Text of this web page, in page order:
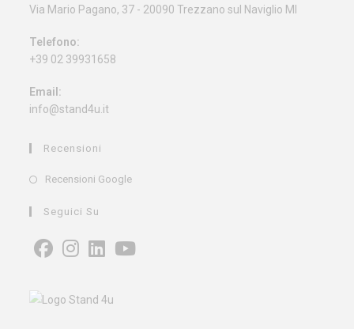
Via Mario Pagano, 37 - 20090 Trezzano sul Naviglio MI
Telefono:
+39 02 39931658
Email:
info@stand4u.it
Recensioni
Recensioni Google
Seguici Su